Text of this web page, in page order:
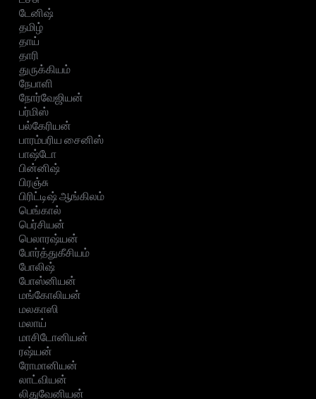
டேனிஷ்
தமிழ்
தாய்
தாரி
துருக்கியம்
நேபாளி
நோர்வேஜியன்
பர்மிஸ்
பல்கேரியன்
பாரம்பரிய சைனிஸ்
பாஷ்டோ
பின்னிஷ்
பிரஞ்சு
பிரிட்டிஷ் ஆங்கிலம்
பெங்கால்
பெர்சியன்
பெலாரஷ்யன்
போர்த்துகீசியம்
போலிஷ்
போஸ்னியன்
மங்கோலியன்
மலகாஸி
மலாய்
மாசிடோனியன்
ரஷ்யன்
ரோமானியன்
லாட்வியன்
லிதுவேனியன்